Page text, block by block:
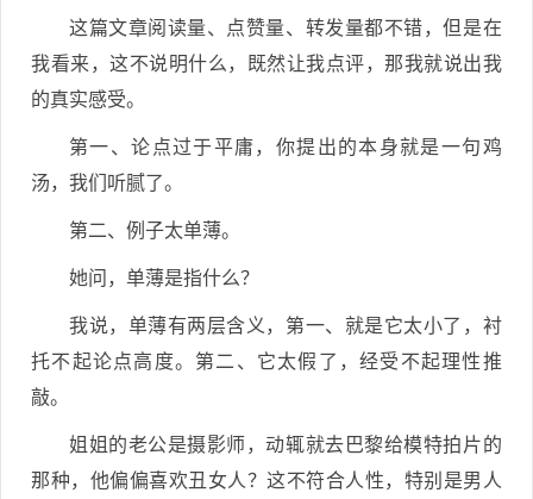
这篇文章阅读量、点赞量、转发量都不错，但是在
我看来，这不说明什么，既然让我点评，那我就说出我
的真实感受。
第一、论点过于平庸，你提出的本身就是一句鸡
汤，我们听腻了。
第二、例子太单薄。
她问，单薄是指什么？
我说，单薄有两层含义，第一、就是它太小了，衬
托不起论点高度。第二、它太假了，经受不起理性推
敲。
姐姐的老公是摄影师，动辄就去巴黎给模特拍片的
那种，他偏偏喜欢丑女人？这不符合人性，特别是男人